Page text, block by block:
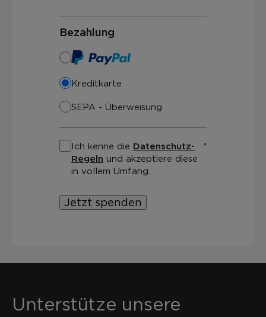
Bezahlung
Kreditkarte
SEPA - Überweisung
Ich kenne die Datenschutz-
Regeln und akzeptiere diese
in vollem Umfang.
Jetzt spenden
Unterstütze unsere